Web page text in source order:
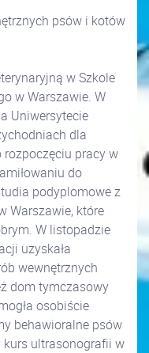
psów i kotów
w Szkole
Uniwersytecie
dla
rozpoczęciu pracy w
do
podyplomowe z
Warszawie, które
W listopadzie
uzyskała
wewnętrznych
osobiście
behawioralne psów